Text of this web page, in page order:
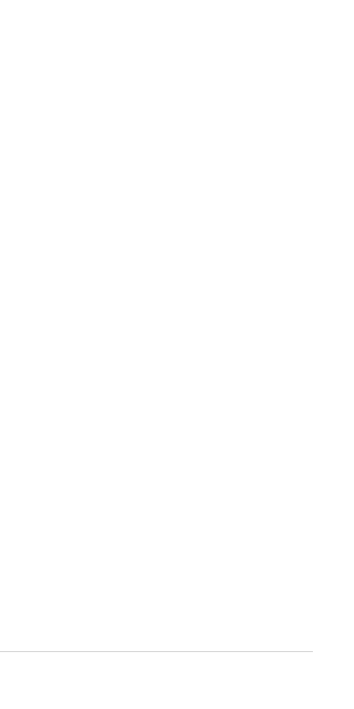
Panzerglases. Es splittert nicht und ermöglicht
Galaxy S24 Plus Blickschutzfilters sorgt das
Haft-Eigenschaften und klare Optik. Es ist an alle